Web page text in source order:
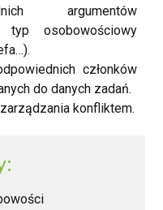
argumentów
typ osobowościowy
członków
do danych zadań.
konfliktem.